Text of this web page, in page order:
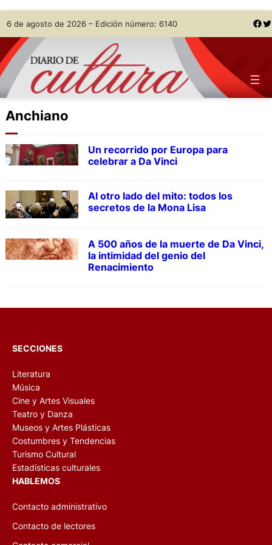
Skip
to
content
6 de agosto de 2026 – Edición número: 6140 Facebook Twitter
Anchiano
Un recorrido por Europa para
celebrar a Da Vinci
Al otro lado del mito: todos los
secretos de la Mona Lisa
A 500 años de la muerte de Da Vinci,
la intimidad del genio del
Renacimiento
SECCIONES
Literatura
Música
Cine y Artes Visuales
Teatro y Danza
Museos y Artes Plásticas
Costumbres y Tendencias
Turismo Cultural
Estadísticas culturales
HABLEMOS
Contacto administrativo
Contacto de lectores